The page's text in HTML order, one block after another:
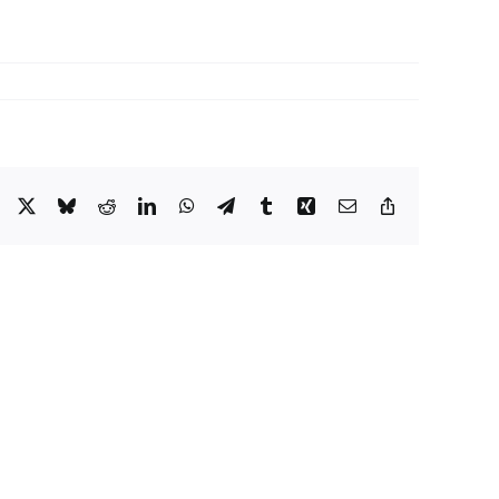
Facebook
X BlueskyRedditLinkedInWhatsApp
TelegramTumblrXing Email